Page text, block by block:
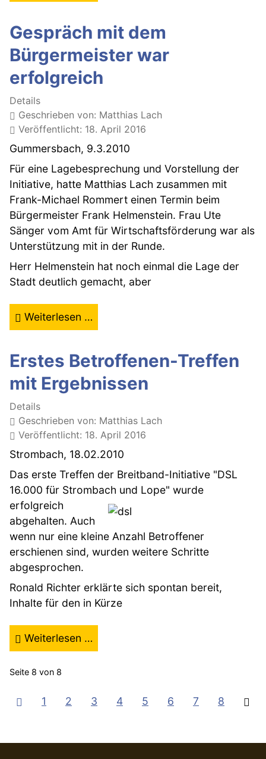
Gespräch mit dem
Bürgermeister war
erfolgreich
Details
Geschrieben von: Matthias Lach
Veröffentlicht: 18. April 2016
Gummersbach, 9.3.2010
Für eine Lagebesprechung und Vorstellung der
Initiative, hatte Matthias Lach zusammen mit
Frank-Michael Rommert einen Termin beim
Bürgermeister Frank Helmenstein. Frau Ute
Sänger vom Amt für Wirtschaftsförderung war als
Unterstützung mit in der Runde.
Herr Helmenstein hat noch einmal die Lage der
Stadt deutlich gemacht, aber
Weiterlesen …
Erstes Betroffenen-Treffen
mit Ergebnissen
Details
Geschrieben von: Matthias Lach
Veröffentlicht: 18. April 2016
Strombach, 18.02.2010
Das erste Treffen der Breitband-Initiative "DSL
16.000 für Strombach und Lope" wurde
erfolgreich
abgehalten. Auch
wenn nur eine kleine Anzahl Betroffener
erschienen sind, wurden weitere Schritte
abgesprochen.
Ronald Richter erklärte sich spontan bereit,
Inhalte für den in Kürze
Weiterlesen …
Seite 8 von 8
1 2 3 4 5 6 7 8